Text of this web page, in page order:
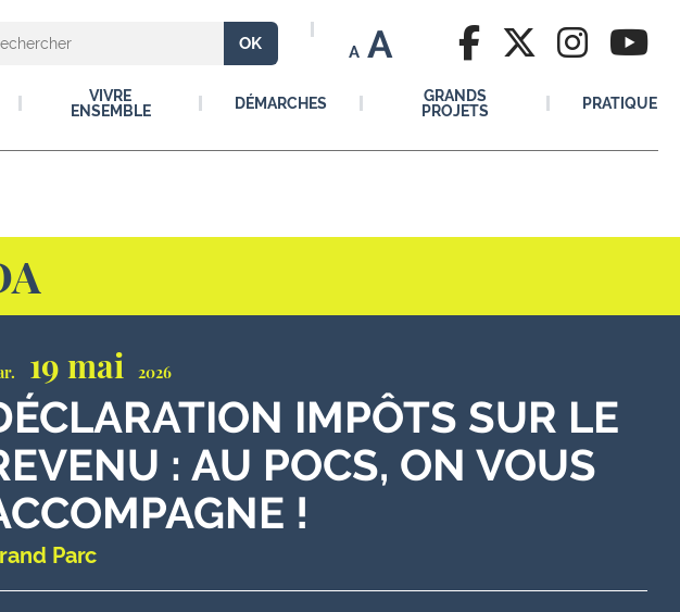
A A
VIVRE
ENSEMBLE
DÉMARCHES
GRANDS
PROJETS
PRATIQUE
19 mai 2026
IMPÔTS SUR LE
: AU POCS, ON VOUS
!
Parc